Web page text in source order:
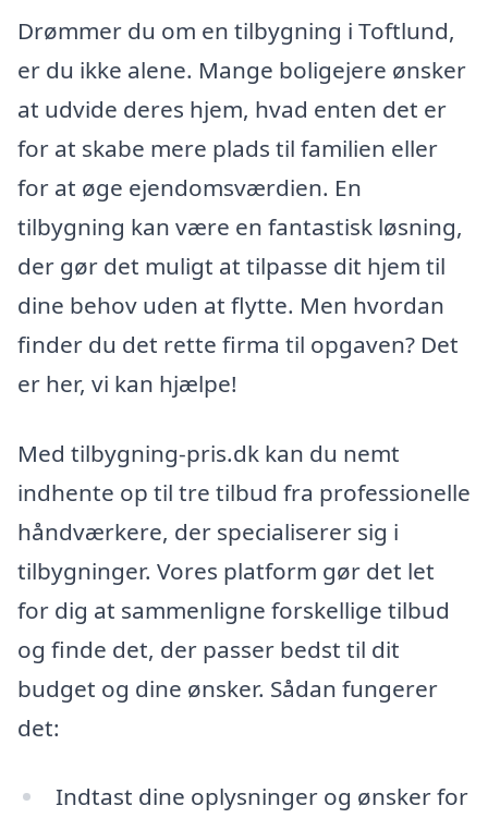
Drømmer du om en tilbygning i Toftlund,
er du ikke alene. Mange boligejere ønsker
at udvide deres hjem, hvad enten det er
for at skabe mere plads til familien eller
for at øge ejendomsværdien. En
tilbygning kan være en fantastisk løsning,
der gør det muligt at tilpasse dit hjem til
dine behov uden at flytte. Men hvordan
finder du det rette firma til opgaven? Det
er her, vi kan hjælpe!
Med tilbygning-pris.dk kan du nemt
indhente op til tre tilbud fra professionelle
håndværkere, der specialiserer sig i
tilbygninger. Vores platform gør det let
for dig at sammenligne forskellige tilbud
og finde det, der passer bedst til dit
budget og dine ønsker. Sådan fungerer
det:
Indtast dine oplysninger og ønsker for